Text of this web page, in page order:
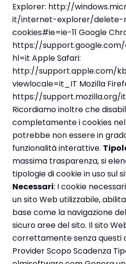
Explorer: http://
it/internet-explorer/delete-
cookies#ie=ie-11 Google
https://
hl=it Apple Safari:
http://support.apple.com/
viewlocale=it_IT Mozilla
https://support.mozilla.org/
Ricordiamo inoltre che
completamente i cookies
potrebbe non essere in
funzionalità interattive.
massima trasparenza, si
tipologie di cookie in uso sul
Necessari: I cookie
un sito Web utilizzabile,
base come la navigazione
sicuro aree del sito. Il sito
correttamente senza questi
Provider Scopo Scadenza